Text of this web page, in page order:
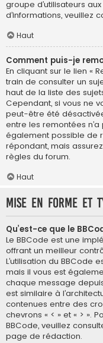
groupe d’utilisateurs
d’informations, veuillez
Haut
Comment puis-je
En cliquant sur le lien «
train de consulter un
haut de la liste des
Cependant, si vous ne
peut-être été
entre les remontées
également possible de
répondant, mais
règles du forum.
Haut
Mise en forme et
Qu’est-ce que le
Le BBCode est une
offrant un meilleur
L’utilisation du BBCode
mais il vous est
chaque message
est similaire à
contenues entre des
chevrons « < » et « > ».
BBCode, veuillez
page de rédaction.